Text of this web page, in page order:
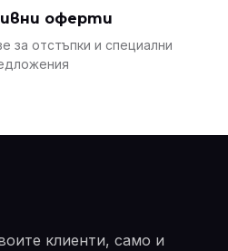
оферти
за отстъпки и специални
клиенти, само и